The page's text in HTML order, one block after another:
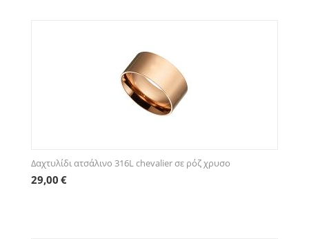
Δαχτυλίδι ατσάλινο 316L chevalier σε ρόζ χρυσο
29,00 €